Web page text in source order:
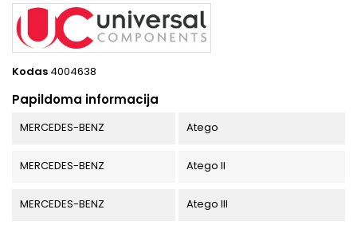
Kodas 4004638
Papildoma informacija
MERCEDES-BENZ Atego
MERCEDES-BENZ Atego II
MERCEDES-BENZ Atego III